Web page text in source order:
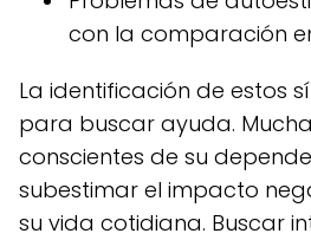
con la comparación
La identificación de estos
para buscar ayuda.
conscientes de su
subestimar el impacto
su vida cotidiana. Buscar